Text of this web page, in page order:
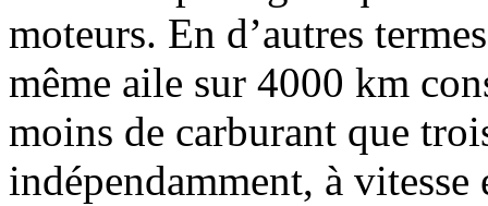
moteurs. En d’autres
même aile sur 4000 km
moins de carburant que
indépendamment, à vitesse